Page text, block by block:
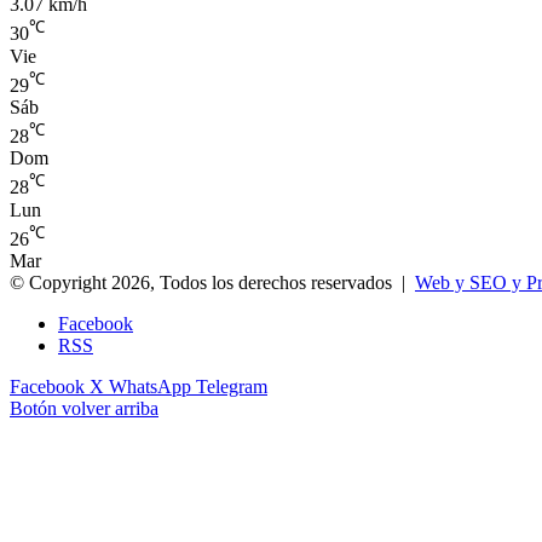
3.07 km/h
30℃
Vie
29℃
Sáb
28℃
Dom
28℃
Lun
26℃
Mar
© Copyright 2026, Todos los derechos reservados | Web y SEO y
Facebook
RSS
Facebook X WhatsApp Telegram
Botón volver arriba